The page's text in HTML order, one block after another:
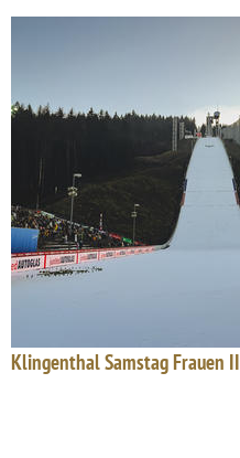
Klingenthal Samstag Frauen II